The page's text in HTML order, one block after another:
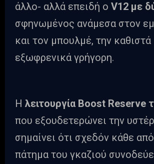
άλλο- αλλά επειδή ο V12 με
σφηνωμένος ανάμεσα στον
και τον μπουλμέ, την καθιστά
εξωφρενικά γρήγορη.
Η λειτουργία Boost Reserve
που εξουδετερώνει την
σημαίνει ότι σχεδόν κάθε
πάτημα του γκαζιού